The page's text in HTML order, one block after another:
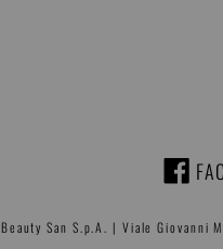
Beauty San S.p.A. | Viale